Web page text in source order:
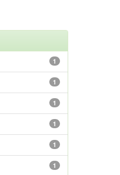
1
1
1
1
1
1